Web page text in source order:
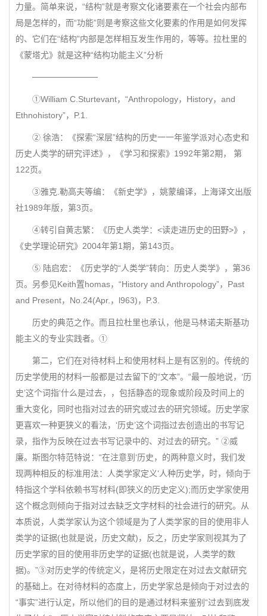
力量。简单来说，“结构”就是考察文化诸要素在一个社会内部布
局是怎样的，而“功能”则是考察这些文化要素的作用是如何发挥
的、它们在“结构”内部是怎样相互发生作用的，等等。拉杜里的
《蒙塔尤》就是这种“结构功能主义”分析
───────────
①William C.Sturtevant，“Anthropology，History，and
Ethnohistory”，P.1.
② 徐浩：《探索“深层”结构的历史一一年鉴学派对心态史和
历史人类学的研究评述》，《学习和探索》1992年第2期， 第
122页。
③雅克.勒高夫等编：《新史学》，姚蒙编译，上海译文出版
社1989年版，第3页。
④转引自黄志繁：《历史人类学：<读走进历史的田野>》，
《史学理论研究》2004年第1期，第143页。
⑤ 陆启宏：《历史学的“人类学”转向：历史人类学》，第36
页。另参见Keith置homas，“History and Anthropology”，Past
and Present，No.24(Apr.，l963)，P.3.
历史的典范之作。而且拉杜里也承认，他是马林诺夫斯基功
能主义的专业实践者。①
第二，它们在对待材料上和使用材料上是有区别的。传统的
历史学使用的材料一般都是过去留下的“文本”。“最一般地说，‘历
史’这个词指‘什么是过去，，包括静态的现象或阶段及时间上的
重大变化，同时也指对过去的研究或过去的研究领域。历史学家
更喜欢一种更狭义的看法，‘历史’这个词指过去创造出的书写记
录，指作为反映在过去书写记录中的、对过去的研究。” ②威
廉。斯图尔特范特说：“在注意到‘历史，的两种意义时，我们发
现两种相反的标准用法：人类学家定义‘人种历史学，时，倾向于
特指这个学科依赖书写材料(即狭义的历史定义);而历史学家使用
这个概念则倾向于指对过去缺乏文字材料的社会进行的研究。从
本质说，人类学家认为这个领域是为了人类学家的目的使用非人
类学的证据(也就是说，历史文献)，反之，历史学家则视其为了
历史学家的目的使用非历史学的证据(也就是说，人类学的数
据)。”③对历史学的传统定义，是将历史限定在对过去文献研究
的基础上。在对待材料的态度上，历史学家总是倾向于对过去的
“事实”进行认定，所以他们的目的是通过材料来鉴别“过去到底发